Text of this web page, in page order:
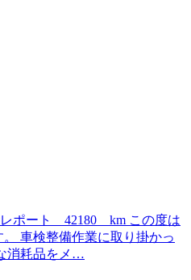
ート 42180 km この度は
車検整備作業に取り掛かっ
消耗品をメ…